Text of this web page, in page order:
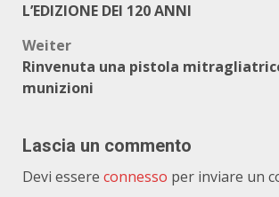
L’EDIZIONE DEI 120 ANNI
Weiter
Rinvenuta una pistola
munizioni
Lascia un commento
Devi essere connesso per inviare un